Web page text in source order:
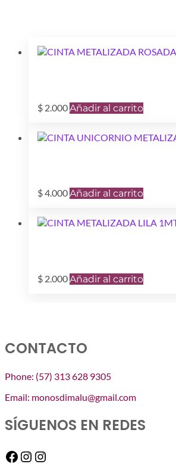
$ 2.000Añadir al carrito
$4.000Añadir al carrito
$ 2.000Añadir al carrito
CONTACTO
Phone: (57) 313 628 9305
Email: monosdimalu@gmail.com
SÍGUENOS EN REDES
Facebook
Instagram
Instagram